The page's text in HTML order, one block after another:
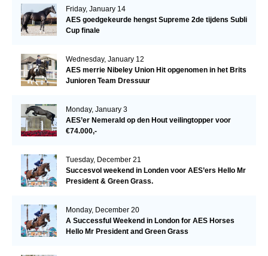
Friday, January 14
AES goedgekeurde hengst Supreme 2de tijdens Subli
Cup finale
Wednesday, January 12
AES merrie Nibeley Union Hit opgenomen in het Brits
Junioren Team Dressuur
Monday, January 3
AES’er Nemerald op den Hout veilingtopper voor
€74.000,-
Tuesday, December 21
Succesvol weekend in Londen voor AES’ers Hello Mr
President & Green Grass.
Monday, December 20
A Successful Weekend in London for AES Horses
Hello Mr President and Green Grass